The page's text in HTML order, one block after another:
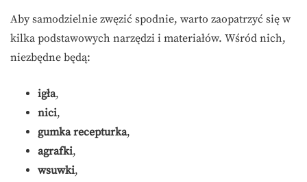
Aby samodzielnie zwęzić spodnie, warto zaopatrzyć się w
kilka podstawowych narzędzi i materiałów. Wśród nich,
niezbędne będą:
igła,
nici,
gumka recepturka,
agrafki,
wsuwki,